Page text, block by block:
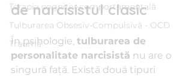
Terapia cognitiv-comportamentală
Tulburarea Obsesiv-Compulsivă - OCD
Traumă
de narcisistul clasic
În psihologie, tulburarea de
personalitate narcisistă nu are o
singură față. Există două tipuri